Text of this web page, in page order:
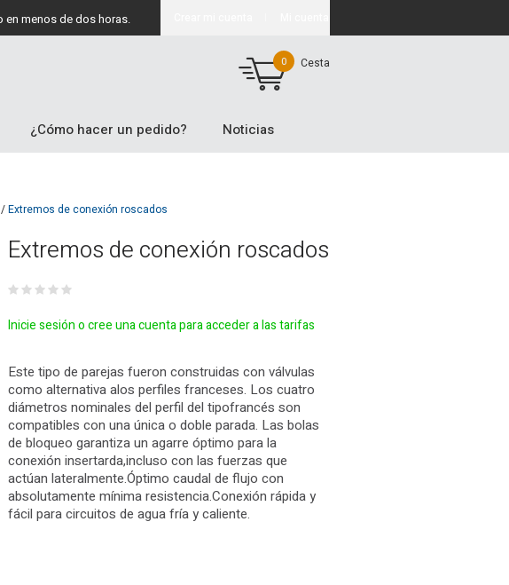
en menos de dos horas.
0 Cesta
¿Cómo hacer un pedido? Noticias
/Extremos de conexión roscados
Extremos de conexión roscados
Inicie sesión o cree una cuenta para acceder a las tarifas
Este tipo de parejas fueron construidas con válvulas
como alternativa alos perfiles franceses. Los cuatro
diámetros nominales del perfil del tipofrancés son
compatibles con una única o doble parada. Las bolas
de bloqueo garantiza un agarre óptimo para la
conexión insertarda,incluso con las fuerzas que
actúan lateralmente.Óptimo caudal de flujo con
absolutamente mínima resistencia.Conexión rápida y
fácil para circuitos de agua fría y caliente.